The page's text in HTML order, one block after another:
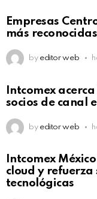
Empresas
más
by editor web
Intcomex
socios de canal
by editor web
Intcomex
cloud y refuerza
tecnológicas